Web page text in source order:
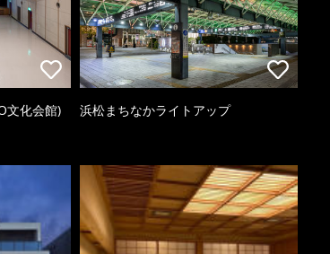
文化会館) 浜松まちなかライトアップ